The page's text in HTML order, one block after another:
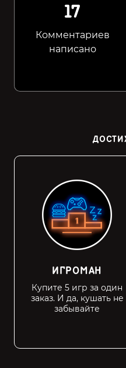
17
Комментариев
написано
ИГРОМАН
Купите 5 игр за один
заказ. И да, кушать не
забывайте